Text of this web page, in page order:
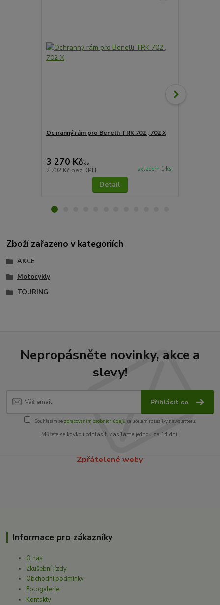
Ochranný rám pro Benelli TRK 702 , 702 X
3 270 Kč/ks
2 702 Kč bez DPH skladem 1 ks
Detail
Zboží zařazeno v kategoriích
AKCE
Motocykly
TOURING
Nepropásněte novinky, akce a
slevy!
Přihlásit se
Souhlasím se zpracováním osobních údajůza účelem rozesílky newsletteru.
Můžete se kdykoli odhlásit. Zasíláme jednou za 14 dní.
Zpřátelené weby
Informace pro zákazníky
O nás
Zkušební jízdy
Obchodní podmínky
Fotogalerie
Kontakty